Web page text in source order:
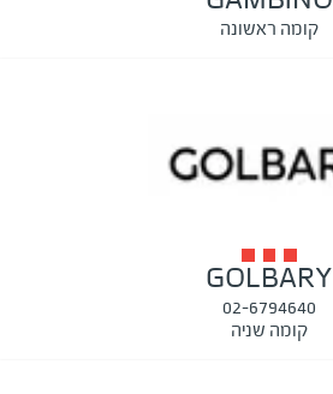
קומה ראשונה
GOLBARY
02-6794640
קומה שניה